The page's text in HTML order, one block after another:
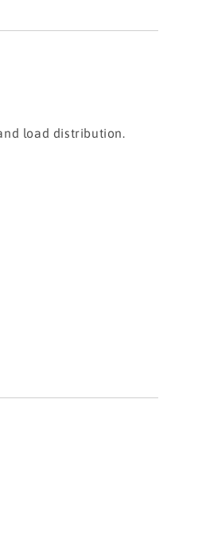
load distribution.